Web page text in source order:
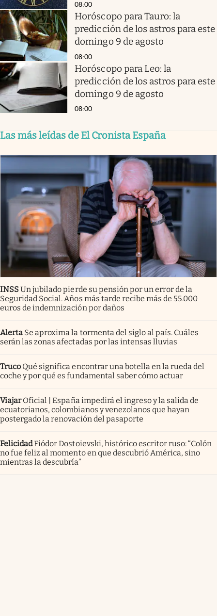
08:00
Horóscopo para Tauro: la
predicción de los astros para este
domingo 9 de agosto
08:00
Horóscopo para Leo: la
predicción de los astros para este
domingo 9 de agosto
08:00
Las más leídas de El Cronista España
INSSUn jubilado pierde su pensión por un error de la
Seguridad Social. Años más tarde recibe más de 55.000
euros de indemnización por daños
Alerta Se aproxima la tormenta del siglo al país. Cuáles
serán las zonas afectadas por las intensas lluvias
Truco Qué significa encontrar una botella en la rueda del
coche y por qué es fundamental saber cómo actuar
Viajar Oficial | España impedirá el ingreso y la salida de
ecuatorianos, colombianos y venezolanos que hayan
postergado la renovación del pasaporte
FelicidadFiódor Dostoievski, histórico escritor ruso: “Colón
no fue feliz al momento en que descubrió América, sino
mientras la descubría”